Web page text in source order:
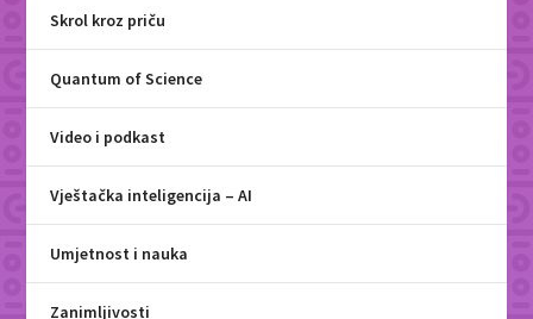
Skrol kroz priču
Quantum of Science
Video i podkast
Vještačka inteligencija – AI
Umjetnost i nauka
Zanimljivosti